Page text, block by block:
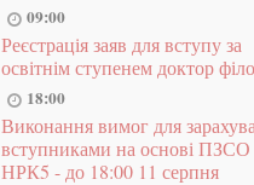
09:00
Реєстрація заяв для вступу за
освітнім ступенем доктор
18:00
Виконання вимог для
вступниками на основі ПЗСО
НРК5 - до 18:00 11 серпня